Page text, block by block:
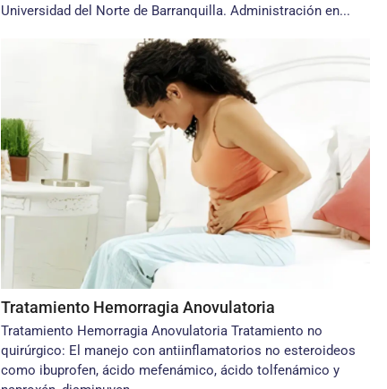
Universidad del Norte de Barranquilla. Administración en...
Tratamiento Hemorragia Anovulatoria
Tratamiento Hemorragia Anovulatoria Tratamiento no
quirúrgico: El manejo con antiinflamatorios no esteroideos
como ibuprofen, ácido mefenámico, ácido tolfenámico y